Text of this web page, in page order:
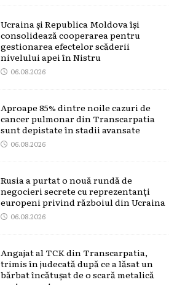
Ucraina și Republica Moldova își
consolidează cooperarea pentru
gestionarea efectelor scăderii
nivelului apei în Nistru
06.08.2026
Aproape 85% dintre noile cazuri de
cancer pulmonar din Transcarpatia
sunt depistate în stadii avansate
06.08.2026
Rusia a purtat o nouă rundă de
negocieri secrete cu reprezentanți
europeni privind războiul din Ucraina
06.08.2026
Angajat al TCK din Transcarpatia,
trimis în judecată după ce a lăsat un
bărbat încătușat de o scară metalică